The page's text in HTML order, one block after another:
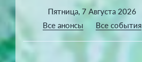
Пятница, 7 Августа 2026
Все анонсы
Все события